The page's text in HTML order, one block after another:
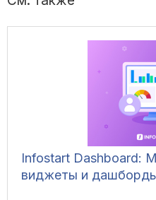
Infostart Dashboard:
виджеты и